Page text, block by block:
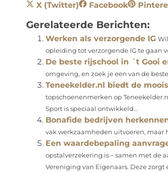
X (Twitter) Facebook
Gerelateerde Berichten:
Werken als verzorgende IG
opleiding tot verzorgende IG te gaan
De beste rijschool in ´t Gooi
omgeving, en zoek je een van de
Teneekelder.nl biedt de
topschoenenmerken op
Sport is speciaal ontwikkeld...
Bonafide bedrijven
vak werkzaamheden uitvoeren, maar
Een waardebepaling
opstalverzekering is – samen met de
Vereniging van Eigenaars. Deze zorgt